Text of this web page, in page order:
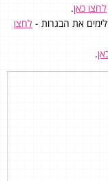
לחצו כאן.
את הבגרות - לחצו
.